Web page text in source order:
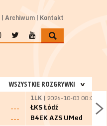
Archiwum Kontakt
WSZYSTKIE ROZGRYWKI
---
---
1LK | 2026-10-03 00:00
ŁKS Łódź
B4EK AZS UMed